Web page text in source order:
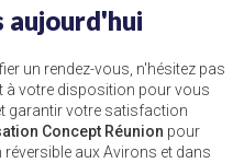
aujourd'hui
un rendez-vous, n'hésitez pas
à votre disposition pour vous
garantir votre satisfaction
Concept Réunion pour
aux Avirons et dans